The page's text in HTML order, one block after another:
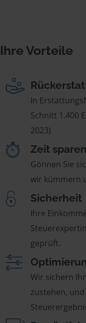
Ihre Vorteile
In
Schnitt 1.400
2023)
Zeit sparen
Gönnen Sie
wir kümmern
Sicherheit
Ihre
geprüft.
Wir sichern
zustehen,